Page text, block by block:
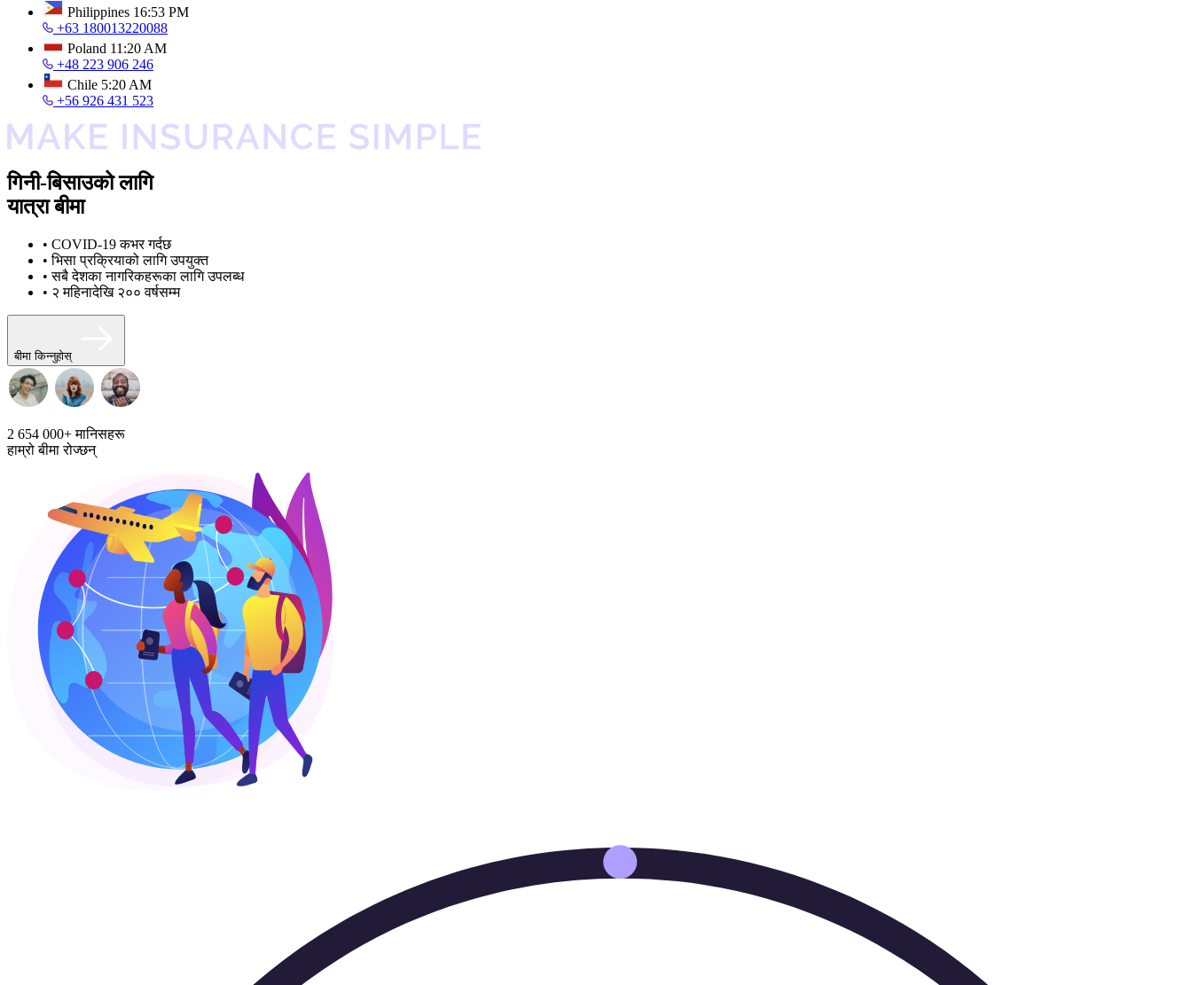
Philippines 16:53 PM
+63 180013220088
Poland 11:20 AM
+48 223 906 246
Chile 5:20 AM
+56 926 431 523
गिनी-बिसाउको लागि
यात्रा बीमा
• COVID-19 कभर गर्दछ
• भिसा प्रक्रियाको लागि उपयुक्त
• सबै देशका नागरिकहरूका लागि उपलब्ध
• २ महिनादेखि २०० वर्षसम्म
बीमा किन्नुहोस्
2 654 000+मानिसहरू
हाम्रो बीमा रोज्छन्